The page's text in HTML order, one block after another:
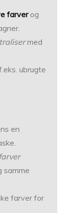
farverog
med
ubrugte
en
samme
farver for